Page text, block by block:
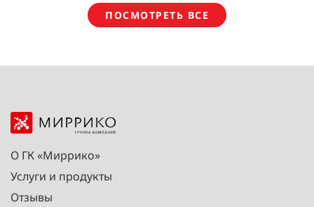
ПОСМОТРЕТЬ ВСЕ
О ГК «Миррико»
Услуги и продукты
Отзывы